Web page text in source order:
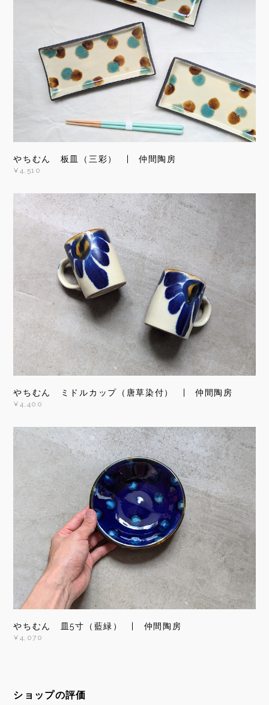
やちむん 板皿（三彩） | 仲間陶房
¥4,510
やちむん ミドルカップ（唐草染付） | 仲間陶房
¥4,400
やちむん 皿5寸（藍緑） | 仲間陶房
¥4,070
ショップの評価